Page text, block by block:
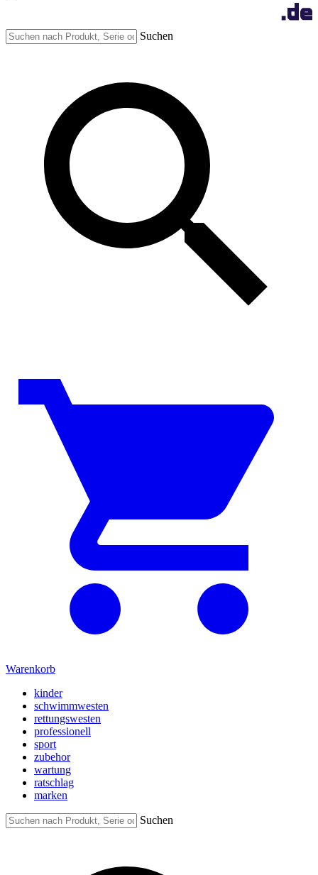
Suchen
Warenkorb
kinder
schwimmwesten
rettungswesten
professionell
sport
zubehor
wartung
ratschlag
marken
Suchen